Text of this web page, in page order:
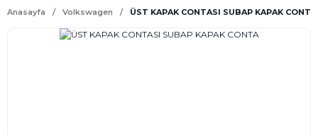
Anasayfa Volkswagen ÜST KAPAK CONTASI SUBAP KAPAK CONTA